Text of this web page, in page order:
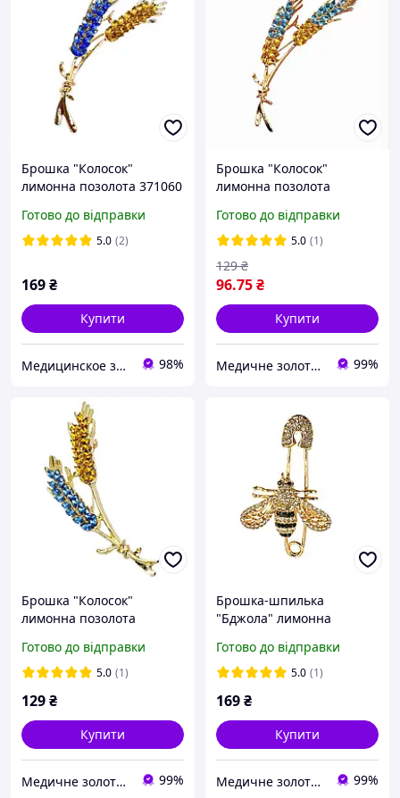
Брошка "Колосок"
лимонна позолота 371060
Готово до відправки
5.0 (2)
169₴
Купити
Медицинское золото 98%
Брошка "Колосок"
лимонна позолота
Готово до відправки
5.0 (1)
96.75₴
129 ₴
Купити
Медичне золото Xuping і Біжутерія оптом 99%
Брошка "Колосок"
лимонна позолота
Готово до відправки
5.0 (1)
129₴
Купити
Медичне золото Xuping і Біжутерія оптом 99%
Брошка-шпилька
"Бджола" лимонна
Готово до відправки
5.0 (1)
169₴
Купити
Медичне золото Xuping і Біжутерія оптом 99%